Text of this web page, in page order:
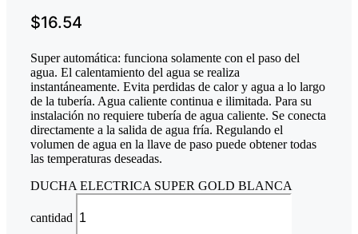
$16.54
Super automática: funciona solamente con el paso del
agua. El calentamiento del agua se realiza
instantáneamente. Evita perdidas de calor y agua a lo largo
de la tubería. Agua caliente continua e ilimitada. Para su
instalación no requiere tubería de agua caliente. Se conecta
directamente a la salida de agua fría. Regulando el
volumen de agua en la llave de paso puede obtener todas
las temperaturas deseadas.
DUCHA ELECTRICA SUPER GOLD BLANCA
cantidad